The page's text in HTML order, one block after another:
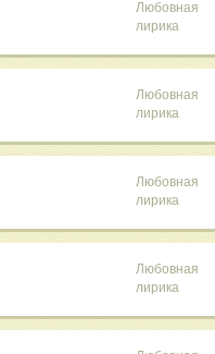
Любовная
лирика
Любовная
лирика
Любовная
лирика
Любовная
лирика